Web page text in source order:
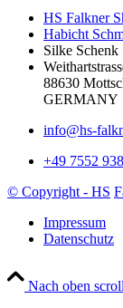
HS Falkner
Habicht
Silke Schenk
88630
GERMANY
info@hs-
+49 7552
© Copyright - HS
Impressum
Datenschutz
Nach oben